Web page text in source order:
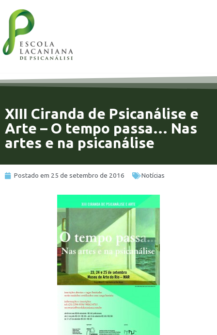
XIII Ciranda de Psicanálise e
Arte – O tempo passa… Nas
artes e na psicanálise
Postado em 25 de setembro de 2016 Notícias